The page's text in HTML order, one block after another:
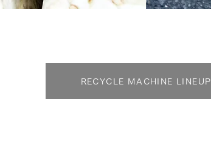
RECYCLE MACHINE LINEUP